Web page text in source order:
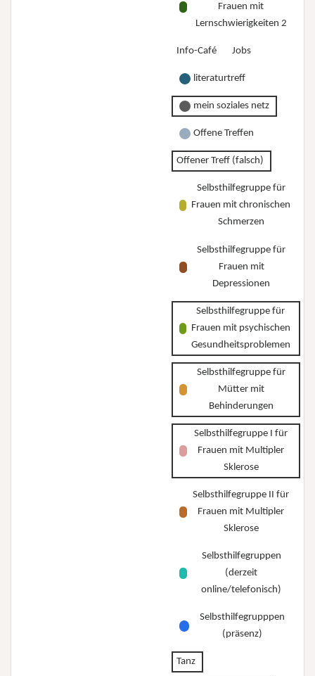
Frauen mit
Lernschwierigkeiten 2
Info-Café Jobs
literaturtreff
mein soziales netz
Offene Treffen
Offener Treff (falsch)
Selbsthilfegruppe für
Frauen mit chronischen
Schmerzen
Selbsthilfegruppe für
Frauen mit
Depressionen
Selbsthilfegruppe für
Frauen mit psychischen
Gesundheitsproblemen
Selbsthilfegruppe für
Mütter mit
Behinderungen
Selbsthilfegruppe I für
Frauen mit Multipler
Sklerose
Selbsthilfegruppe II für
Frauen mit Multipler
Sklerose
Selbsthilfegruppen
(derzeit
online/telefonisch)
Selbsthilfegrupppen
(präsenz)
Tanz